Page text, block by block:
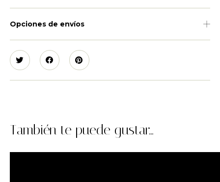
Opciones de envíos
También te puede gustar...